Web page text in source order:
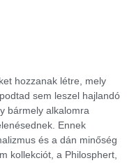
hozzanak létre, mely
sem leszel hajlandó
bármely alkalomra
Ennek
és a dán minőség
kollekciót, a Philosphert,